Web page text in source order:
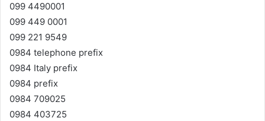
099 4490001
099 449 0001
099 221 9549
0984 telephone prefix
0984 Italy prefix
0984 prefix
0984 709025
0984 403725